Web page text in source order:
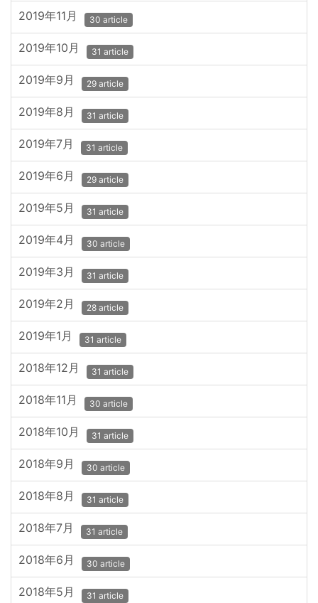
2019年11月 30 article
2019年10月 31 article
2019年9月 29 article
2019年8月 31 article
2019年7月 31 article
2019年6月 29 article
2019年5月 31 article
2019年4月 30 article
2019年3月 31 article
2019年2月 28 article
2019年1月 31 article
2018年12月 31 article
2018年11月 30 article
2018年10月 31 article
2018年9月 30 article
2018年8月 31 article
2018年7月 31 article
2018年6月 30 article
2018年5月 31 article